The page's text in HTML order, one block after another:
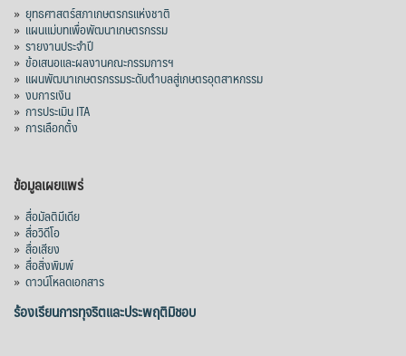
» ยุทธศาสตร์สภาเกษตรกรแห่งชาติ
» แผนแม่บทเพื่อพัฒนาเกษตรกรรม
» รายงานประจำปี
» ข้อเสนอและผลงานคณะกรรมการฯ
» แผนพัฒนาเกษตรกรรมระดับตำบลสู่เกษตรอุตสาหกรรม
» งบการเงิน
» การประเมิน ITA
» การเลือกตั้ง
ข้อมูลเผยแพร่
» สื่อมัลติมีเดีย
» สื่อวิดีโอ
» สื่อเสียง
» สื่อสิ่งพิมพ์
» ดาวน์โหลดเอกสาร
ร้องเรียนการทุจริตและประพฤติมิชอบ